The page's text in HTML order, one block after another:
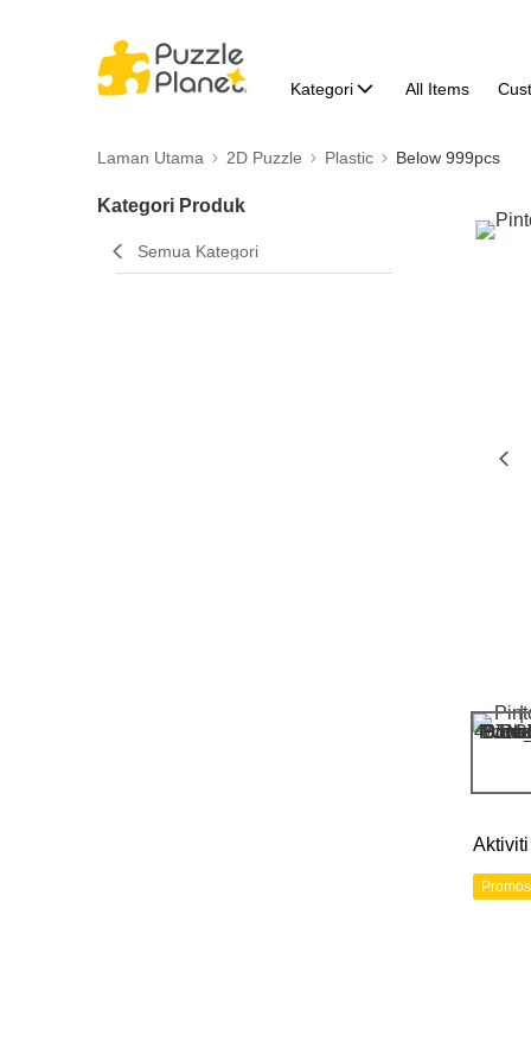
Kategori All Items
Laman Utama 2D Puzzle Plastic Below 999pcs
Kategori Produk
Semua Kategori